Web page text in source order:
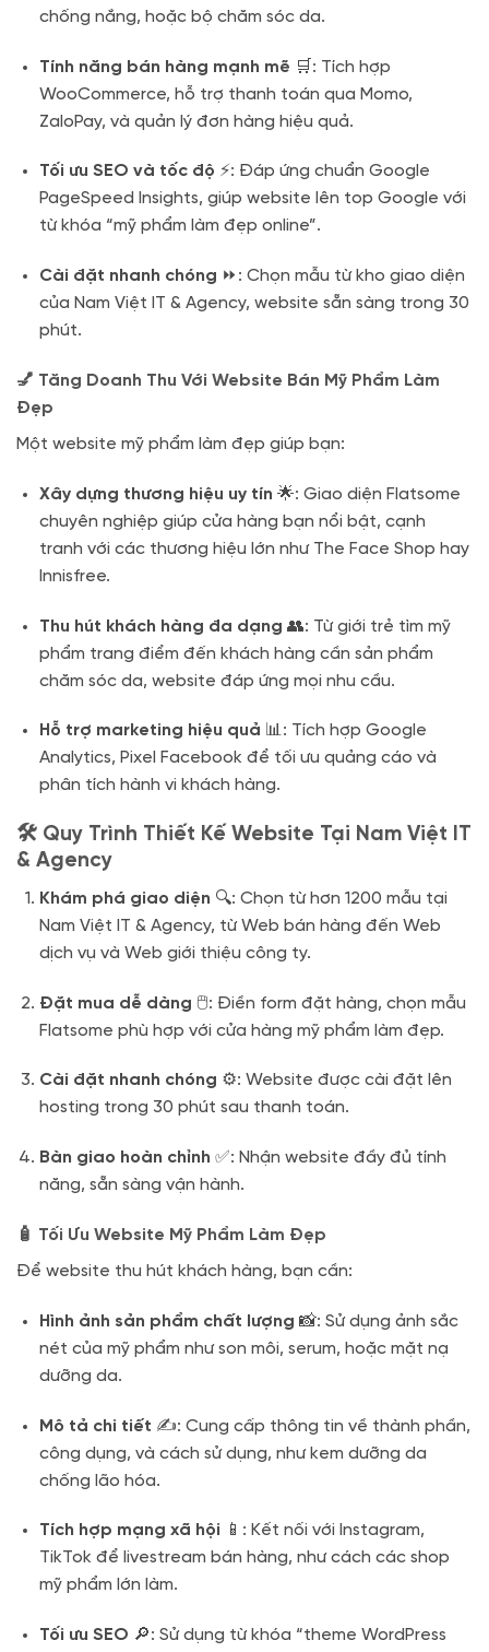
chống nắng, hoặc bộ chăm sóc da.
Tính năng bán hàng mạnh mẽ 🛒: Tích hợp
WooCommerce, hỗ trợ thanh toán qua Momo,
ZaloPay, và quản lý đơn hàng hiệu quả.
Tối ưu SEO và tốc độ ⚡: Đáp ứng chuẩn Google
PageSpeed Insights, giúp website lên top Google với
từ khóa “mỹ phẩm làm đẹp online”.
Cài đặt nhanh chóng ⏩: Chọn mẫu từ kho giao diện
của Nam Việt IT & Agency, website sẵn sàng trong 30
phút.
💅 Tăng Doanh Thu Với Website Bán Mỹ Phẩm Làm
Đẹp
Một website mỹ phẩm làm đẹp giúp bạn:
Xây dựng thương hiệu uy tín 🌟: Giao diện Flatsome
chuyên nghiệp giúp cửa hàng bạn nổi bật, cạnh
tranh với các thương hiệu lớn như The Face Shop hay
Innisfree.
Thu hút khách hàng đa dạng 👥: Từ giới trẻ tìm mỹ
phẩm trang điểm đến khách hàng cần sản phẩm
chăm sóc da, website đáp ứng mọi nhu cầu.
Hỗ trợ marketing hiệu quả 📊: Tích hợp Google
Analytics, Pixel Facebook để tối ưu quảng cáo và
phân tích hành vi khách hàng.
🛠️ Quy Trình Thiết Kế Website Tại Nam Việt IT
& Agency
Khám phá giao diện 🔍: Chọn từ hơn 1200 mẫu tại
Nam Việt IT & Agency, từ Web bán hàng đến Web
dịch vụ và Web giới thiệu công ty.
Đặt mua dễ dàng 🖱️: Điền form đặt hàng, chọn mẫu
Flatsome phù hợp với cửa hàng mỹ phẩm làm đẹp.
Cài đặt nhanh chóng ⚙️: Website được cài đặt lên
hosting trong 30 phút sau thanh toán.
Bàn giao hoàn chỉnh ✅: Nhận website đầy đủ tính
năng, sẵn sàng vận hành.
🧴 Tối Ưu Website Mỹ Phẩm Làm Đẹp
Để website thu hút khách hàng, bạn cần:
Hình ảnh sản phẩm chất lượng 📸: Sử dụng ảnh sắc
nét của mỹ phẩm như son môi, serum, hoặc mặt nạ
dưỡng da.
Mô tả chi tiết ✍️: Cung cấp thông tin về thành phần,
công dụng, và cách sử dụng, như kem dưỡng da
chống lão hóa.
Tích hợp mạng xã hội 📱: Kết nối với Instagram,
TikTok để livestream bán hàng, như cách các shop
mỹ phẩm lớn làm.
Tối ưu SEO 🔎: Sử dụng từ khóa “theme WordPress